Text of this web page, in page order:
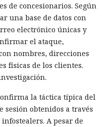
de concesionarios. Según
una base de datos con
electrónico únicas y
el ataque,
nombres, direcciones
físicas de los clientes.
la táctica típica del
sesión obtenidos a través
A pesar de